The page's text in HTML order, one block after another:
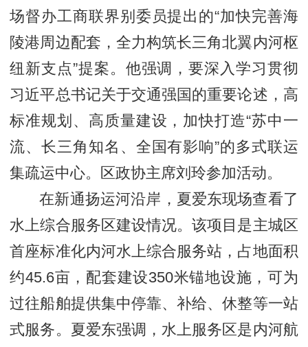
场督办工商联界别委员提出的“加快完善海
陵港周边配套，全力构筑长三角北翼内河枢
纽新支点”提案。他强调，要深入学习贯彻
习近平总书记关于交通强国的重要论述，高
标准规划、高质量建设，加快打造“苏中一
流、长三角知名、全国有影响”的多式联运
集疏运中心。区政协主席刘玲参加活动。
在新通扬运河沿岸，夏爱东现场查看了
水上综合服务区建设情况。该项目是主城区
首座标准化内河水上综合服务站，占地面积
约45.6亩，配套建设350米锚地设施，可为
过往船舶提供集中停靠、补给、休整等一站
式服务。夏爱东强调，水上服务区是内河航